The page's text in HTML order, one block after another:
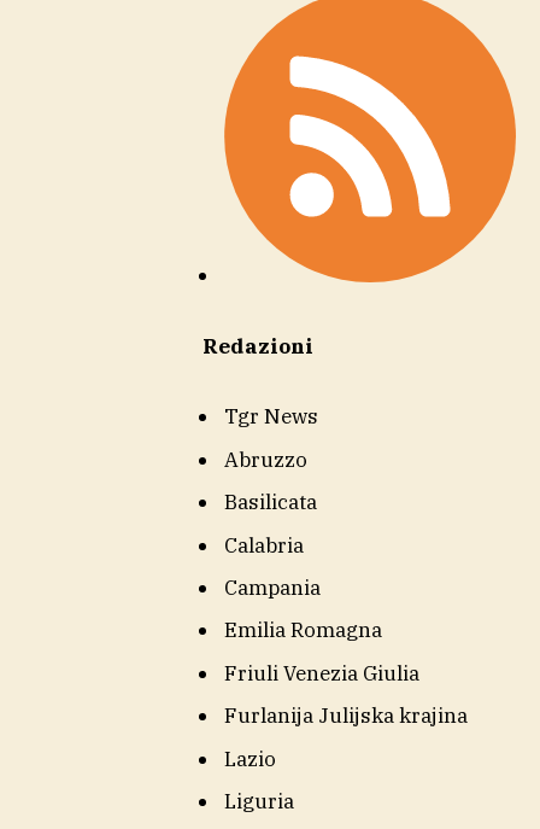
Redazioni
Tgr News
Abruzzo
Basilicata
Calabria
Campania
Emilia Romagna
Friuli Venezia Giulia
Furlanija Julijska krajina
Lazio
Liguria